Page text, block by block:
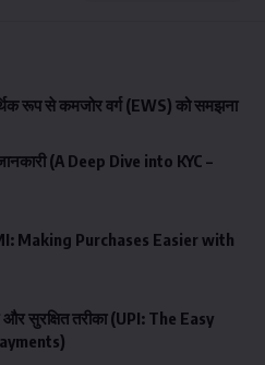
रूप से कमजोर वर्ग (EWS) को समझना
(A Deep Dive into KYC –
Making Purchases Easier with
सुरक्षित तरीका (UPI: The Easy